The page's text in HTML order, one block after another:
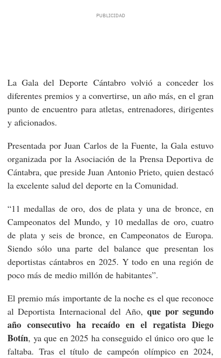
La Gala del Deporte Cántabro volvió a conceder los
diferentes premios y a convertirse, un año más, en el gran
punto de encuentro para atletas, entrenadores, dirigentes
y aficionados.
Presentada por Juan Carlos de la Fuente, la Gala estuvo
organizada por la Asociación de la Prensa Deportiva de
Cántabra, que preside Juan Antonio Prieto, quien destacó
la excelente salud del deporte en la Comunidad.
“11 medallas de oro, dos de plata y una de bronce, en
Campeonatos del Mundo, y 10 medallas de oro, cuatro
de plata y seis de bronce, en Campeonatos de Europa.
Siendo sólo una parte del balance que presentan los
deportistas cántabros en 2025. Y todo en una región de
poco más de medio millón de habitantes”.
El premio más importante de la noche es el que reconoce
al Deportista Internacional del Año,que por segundo
año consecutivo ha recaído en el regatista Diego
Botín, ya que en 2025 ha conseguido el único oro que le
faltaba. Tras el título de campeón olímpico en 2024,